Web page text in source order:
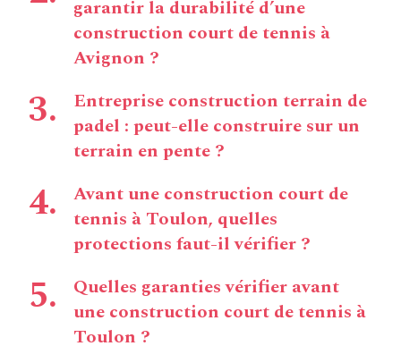
garantir la durabilité d’une
construction court de tennis à
Avignon ?
Entreprise construction terrain de
padel : peut-elle construire sur un
terrain en pente ?
Avant une construction court de
tennis à Toulon, quelles
protections faut-il vérifier ?
Quelles garanties vérifier avant
une construction court de tennis à
Toulon ?